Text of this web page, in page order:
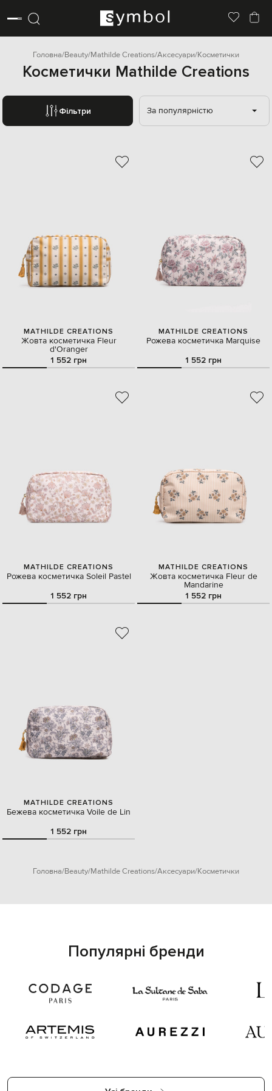
Головна Beauty Mathilde Creations Аксесуари Косметички
Косметички Mathilde Creations
Фільтри За популярністю
MATHILDE CREATIONS
Жовта косметичка Fleur
d'Oranger
1 552 грн
MATHILDE CREATIONS
Рожева косметичка Marquise
1 552 грн
MATHILDE CREATIONS
Рожева косметичка Soleil Pastel
1 552 грн
MATHILDE CREATIONS
Жовта косметичка Fleur de
Mandarine
1 552 грн
MATHILDE CREATIONS
Бежева косметичка Voile de Lin
1 552 грн
Головна Beauty Mathilde Creations Аксесуари Косметички
Популярні бренди